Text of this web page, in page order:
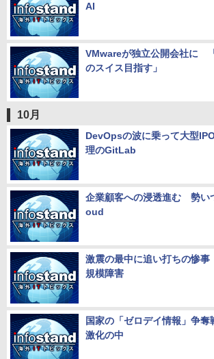
AI
VMwareが独立公開会社に
のスイス目指す」
10月
DevOpsの波に乗って大型
理のGitLab
企業顧客への浸透進む 勢い
oud
激震の最中に追い打ちの惨
規模障害
国家の「ゼロデイ情報」争
激化の中